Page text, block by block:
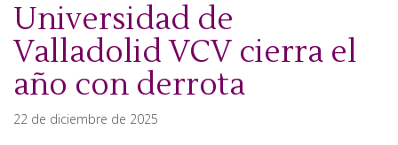
Universidad de
Valladolid VCV cierra el
año con derrota
22 de diciembre de 2025